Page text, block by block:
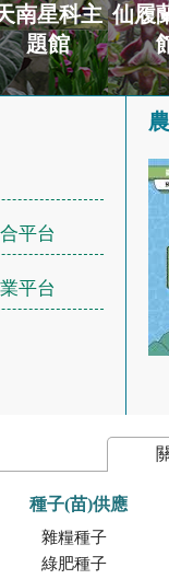
南星科主
題館
仙履
平台
平台
種子(苗)供應
雜糧種子
綠肥種子